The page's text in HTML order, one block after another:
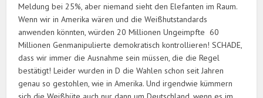
Meldung bei 25%, aber niemand sieht den Elefanten im Raum.
Wenn wir in Amerika wären und die Weißhutstandards
anwenden könnten, würden 20 Millionen Ungeimpfte 60
Millionen Genmanipulierte demokratisch kontrollieren! SCHADE,
dass wir immer die Ausnahme sein müssen, die die Regel
bestätigt! Leider wurden in D die Wahlen schon seit Jahren
genau so gestohlen, wie in Amerika. Und irgendwie kümmern